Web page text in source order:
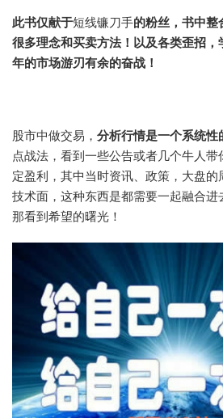
此书仅献于短线镰刀手的粉丝，书中
很多理念和买卖方法！以及各类歪招
年的市场游刃有余的奋战！
——镰
股市中做交易， 分析行情是一个系统性
点战法，看到一些公告或者几个牛人
定盈利，其中当时资讯、政策，大盘
技术面，这种东西是都需要一起融合进
那看到希望的曙光！